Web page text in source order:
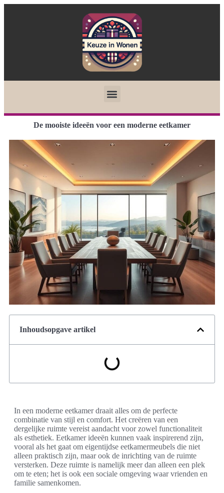
De mooiste ideeën voor een moderne eetkamer
Inhoudsopgave artikel
In een moderne eetkamer draait alles om de perfecte
combinatie van stijl en comfort. Het creëren van een
dergelijke ruimte vereist aandacht voor zowel functionaliteit
als esthetiek. Eetkamer ideeën kunnen vaak inspirerend zijn,
vooral als het gaat om eigentijdse eetkamermeubels die niet
alleen praktisch zijn, maar ook de inrichting van de ruimte
versterken. Deze ruimte is namelijk meer dan alleen een plek
om te eten; het is ook een sociale omgeving waar vrienden en
familie samenkomen.